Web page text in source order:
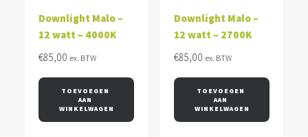
Downlight Malo –
12 watt – 4000K
€85,00 ex. BTW
TOEVOEGEN
AAN
WINKELWAGEN
Downlight Malo –
12 watt – 2700K
€85,00 ex. BTW
TOEVOEGEN
AAN
WINKELWAGEN